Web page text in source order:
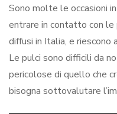
Sono molte le occasioni
entrare in contatto con
diffusi in Italia, e riescono
Le pulci sono difficili da
pericolose di quello che
bisogna sottovalutare